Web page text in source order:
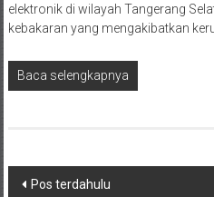
elektronik di wilayah Tangerang
kebakaran yang mengakibatkan
Baca selengkapnya
Navigasi
Pos terdahulu